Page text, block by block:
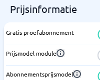
Prijsinformatie
Gratis proefabonnement
Prijsmodel module
Abonnementsprijsmodel